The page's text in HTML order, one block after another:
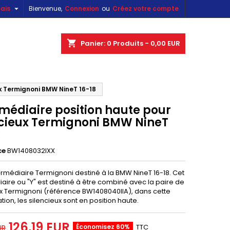
Bienvenue, Connexion ou Créez votre compte

shopping_cart Panier: 0 Produits - 0,00 EUR
BMW NineT 16-18
position haute pour
Termignoni BMW NineT
BW1408032IXX
Termignoni destiné à la BMW NineT 16-18. Cet
ou "Y" est destiné à être combiné avec la paire de
Termignoni (référence BW1408040IIA), dans cette
les silencieux sont en position haute.
Économisez 60%
TTC